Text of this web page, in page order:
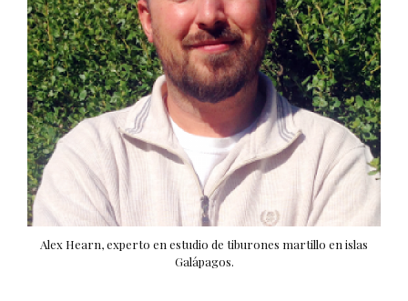
Alex Hearn, experto en estudio de tiburones martillo en islas
Galápagos.